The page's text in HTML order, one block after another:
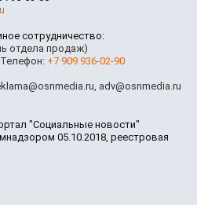
сотрудничество:
отдела продаж)
Телефон: +7 909 936-02-90
, adv@osnmedia.ru
"Социальные новости"
05.10.2018, реестровая